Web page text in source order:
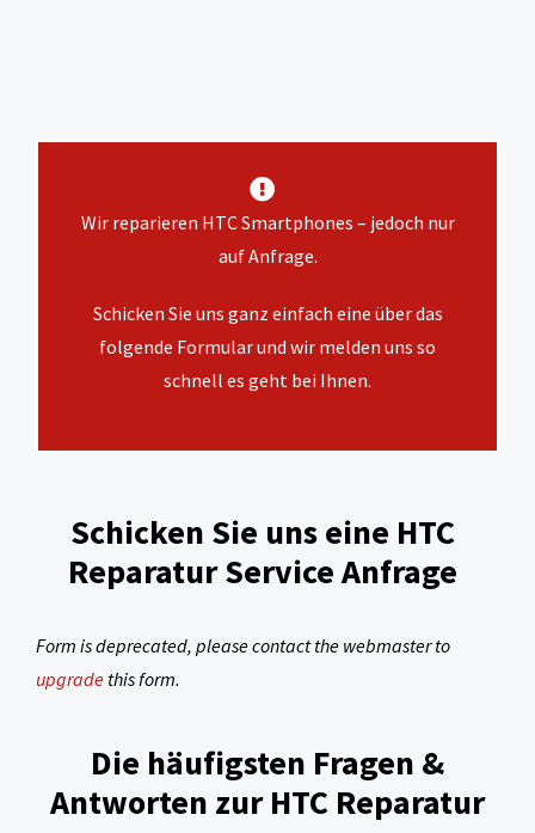
Wir reparieren HTC Smartphones – jedoch nur
auf Anfrage.
Schicken Sie uns ganz einfach eine über das
folgende Formular und wir melden uns so
schnell es geht bei Ihnen.
Schicken Sie uns eine HTC
Reparatur Service Anfrage
Form is deprecated, please contact the webmaster to
upgrade this form.
Die häufigsten Fragen &
Antworten zur HTC Reparatur